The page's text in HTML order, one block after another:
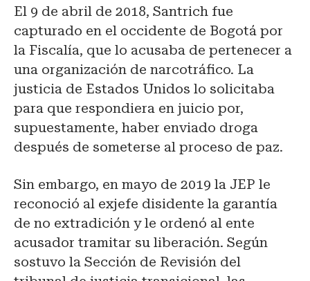
El 9 de abril de 2018, Santrich fue
capturado en el occidente de Bogotá por
la Fiscalía, que lo acusaba de pertenecer a
una organización de narcotráfico. La
justicia de Estados Unidos lo solicitaba
para que respondiera en juicio por,
supuestamente, haber enviado droga
después de someterse al proceso de paz.
Sin embargo, en mayo de 2019 la JEP le
reconoció al exjefe disidente la garantía
de no extradición y le ordenó al ente
acusador tramitar su liberación. Según
sostuvo la Sección de Revisión del